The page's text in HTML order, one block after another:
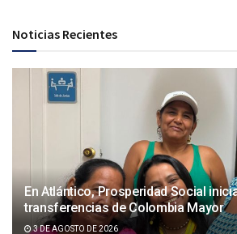
Noticias Recientes
En Atlántico, Prosperidad Social
transferencias de Colombia Mayor
3 DE AGOSTO DE 2026